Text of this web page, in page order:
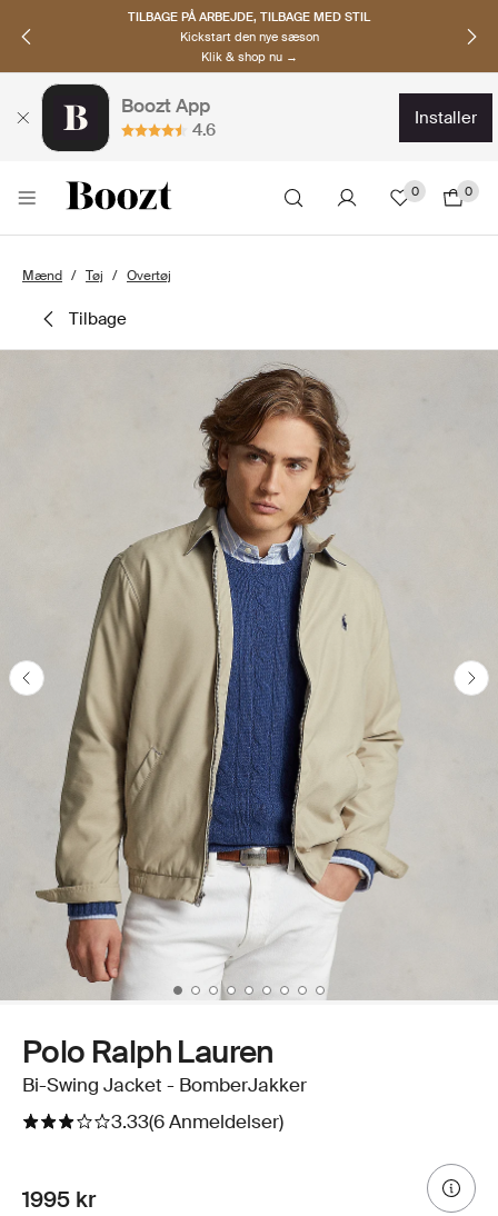
TILBAGE PÅ ARBEJDE, TILBAGE MED STIL
Kickstart den nye sæson
Klik & shop nu →
Boozt App
4.6
installer
0 0
Mænd Tøj Overtøj
tilbage
Polo Ralph Lauren
Bi-Swing Jacket - BomberJakker
3.33(6 Anmeldelser)
1995 kr